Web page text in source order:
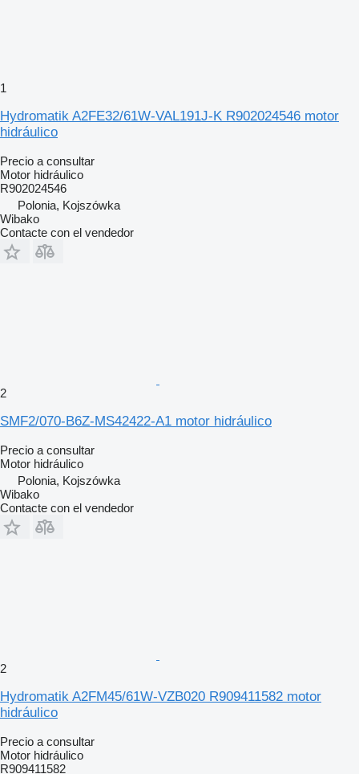
1
Hydromatik A2FE32/61W-VAL191J-K R902024546 motor
hidráulico
Precio a consultar
Motor hidráulico
R902024546
Polonia, Kojszówka
Wibako
Contacte con el vendedor
2
SMF2/070-B6Z-MS42422-A1 motor hidráulico
Precio a consultar
Motor hidráulico
Polonia, Kojszówka
Wibako
Contacte con el vendedor
2
Hydromatik A2FM45/61W-VZB020 R909411582 motor
hidráulico
Precio a consultar
Motor hidráulico
R909411582